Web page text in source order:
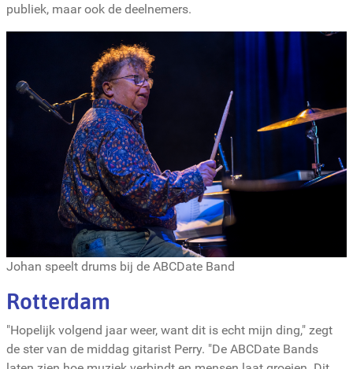
publiek, maar ook de deelnemers.
Johan speelt drums bij de ABCDate Band
Rotterdam
"Hopelijk volgend jaar weer, want dit is echt mijn ding," zegt
de ster van de middag gitarist Perry. "De ABCDate Bands